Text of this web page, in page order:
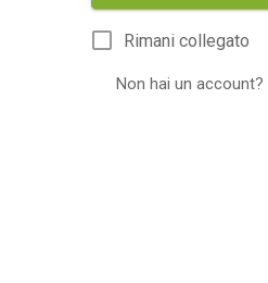
Rimani collegato
Non hai un account?